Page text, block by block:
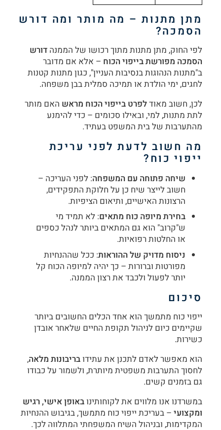
מתן מתנות – מה מותר ומה דורש
הסמכה?
לפי החוק, מתן מתנות מתוך רכושו של הממנהדורש
הסמכה מפורשת בייפוי הכוח – אלא אם מדובר
ב"מתנות הנהוגות בנסיבות העניין", כגון מתנות קטנות
לחגים, ימי הולדת או תמיכה סמלית בבן משפחה.
לכן, חשוב מאודלפרט בייפוי הכוח מראש האם מותר
לתת מתנות, למי, ובאילו סכומים – כדי להימנע
מהתערבות של בית המשפט בעתיד.
מה חשוב לדעת לפני עריכת
ייפוי כוח?
שיחה פתוחה עם המשפחה: לפני העריכה –
חשוב לייצר שיח כן על חלוקת התפקידים,
הרצונות האישיים, ותיאום הציפיות.
בחירת מיופה כוח מתאים: לא תמיד מי
ש"קרוב" הוא גם המתאים ביותר לנהל כספים
או החלטות רפואיות.
ניסוח מדויק של ההוראות: ככל שההנחיות
מפורטות וברורות – כך יהיה למיופה הכוח קל
יותר לפעול ולכבד את רצון הממנה.
סיכום
ייפוי כוח מתמשך הוא אחד הכלים החשובים ביותר
שקיימים כיום לניהול תקופת החיים שלאחר אובדן
כשירות.
הוא מאפשר לאדם לתכנן את עתידובריבונות מלאה,
לחסוך התערבות משפטית מיותרת, ולשמור על כבודו
גם בזמנים קשים.
במשרדנו אנו מלווים את לקוחותינובאופן אישי, רגיש
ומקצועי – בעריכת ייפוי כוח מתמשך, בגיבוש ההנחיות
המקדימות, ובניהול השיח המשפחתי המתלווה לכך.